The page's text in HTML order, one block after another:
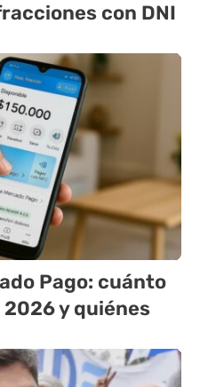
con DNI
Pago: cuánto
y quiénes